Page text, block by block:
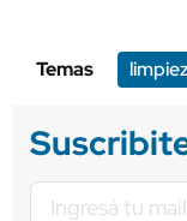
Temas